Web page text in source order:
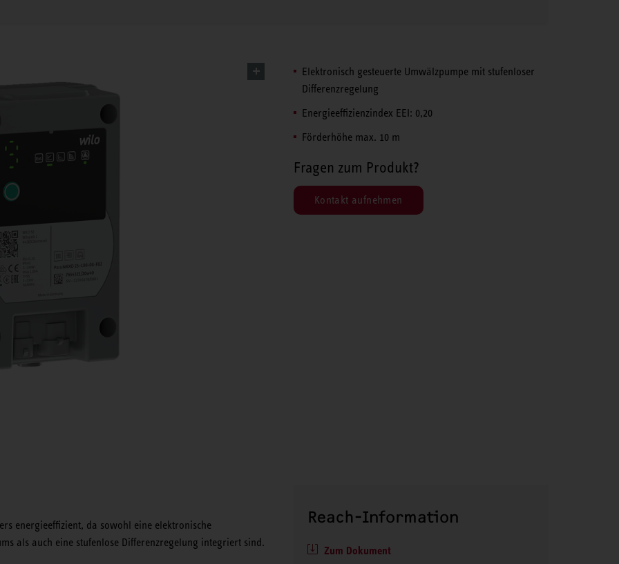
Elektronisch gesteuerte Umwälzpumpe mit stufenloser
Differenzregelung
Energieeffizienzindex EEI: 0,20
Förderhöhe max. 10 m
Fragen zum Produkt?
Kontakt aufnehmen
energieeffizient, da sowohl eine elektronische
als auch eine stufenlose Differenzregelung integriert sind.
Reach-Information
Zum Dokument